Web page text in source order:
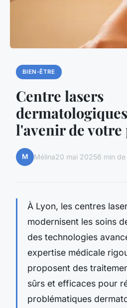
BIEN-ÊTRE
Centre lasers
l'avenir de votre
M Mélina20 mai 20256 min
À Lyon, les centres
modernisent les soins
des technologies
expertise médicale
proposent des
sûrs et efficaces pour
problématiques